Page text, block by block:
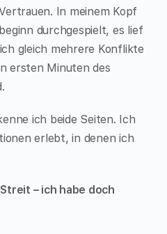
In meinem Kopf
durchgespielt, es lief
gleich mehrere Konflikte
ersten Minuten des
ich beide Seiten. Ich
erlebt, in denen ich
– ich habe doch